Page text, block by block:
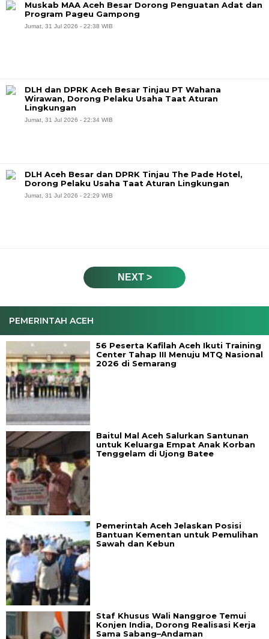
PEMERINTAH ACEH
56 Peserta Kafilah Aceh Ikuti Training
Center Tahap III Menuju MTQ Nasional
2026 di Semarang
Baitul Mal Aceh Salurkan Santunan
untuk Keluarga Empat Anak Korban
Tenggelam di Ujong Batee
Pemerintah Aceh Jelaskan Posisi
Bantuan Kementan untuk Pemulihan
Sawah dan Kebun
Staf Khusus Wali Nanggroe Temui
Konjen India, Dorong Realisasi Kerja
Sama Sabang–Andaman
Muskab MAA Aceh Besar Dorong Penguatan Adat dan
Program Pageu Gampong
Jumat, 31 Jul 2026 - 22:38 WIB
DLH dan DPRK Aceh Besar Tinjau PT Wahana
Wirawan, Dorong Pelaku Usaha Taat Aturan
Lingkungan
Jumat, 31 Jul 2026 - 22:34 WIB
DLH Aceh Besar dan DPRK Tinjau The Pade Hotel,
Dorong Pelaku Usaha Taat Aturan Lingkungan
Jumat, 31 Jul 2026 - 22:29 WIB
NEXT >